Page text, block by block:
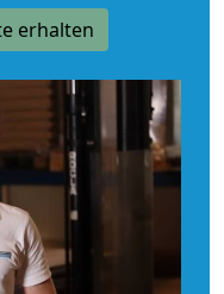
erhalten